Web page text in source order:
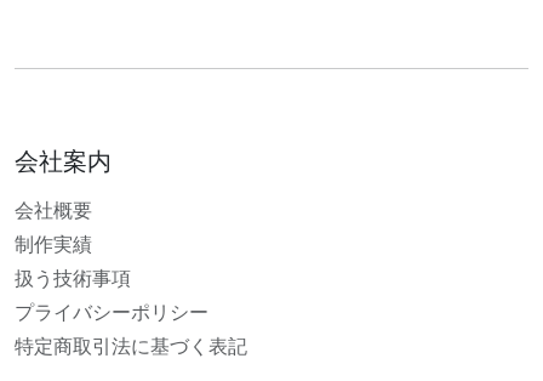
会社案内
会社概要
制作実績
扱う技術事項
プライバシーポリシー
特定商取引法に基づく表記